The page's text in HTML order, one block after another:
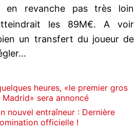
en revanche pas très loin
les 89M€. A voir
un transfert du joueur de
heures, «le premier gros
sera annoncé
nouvel entraîneur : Dernière
officielle !